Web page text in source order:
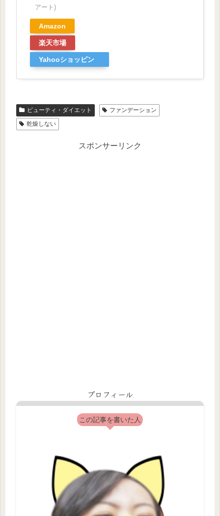
アート)
Amazon
楽天市場
Yahooショッピン
ビューティ・ダイエット
ファンデーション
乾燥しない
スポンサーリンク
プロフィール
この記事を書いた人